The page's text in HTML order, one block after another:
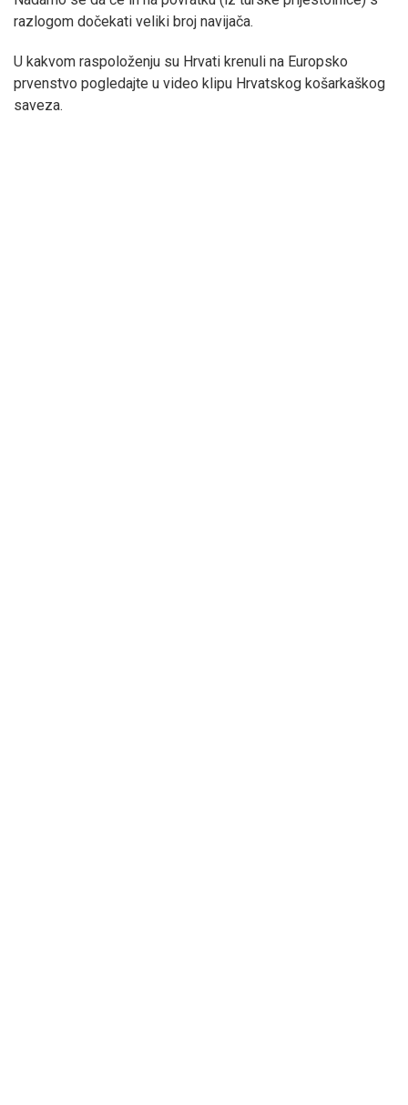
razlogom dočekati veliki broj navijača.
U kakvom raspoloženju su Hrvati krenuli na Europsko
prvenstvo pogledajte u video klipu Hrvatskog košarkaškog
saveza.